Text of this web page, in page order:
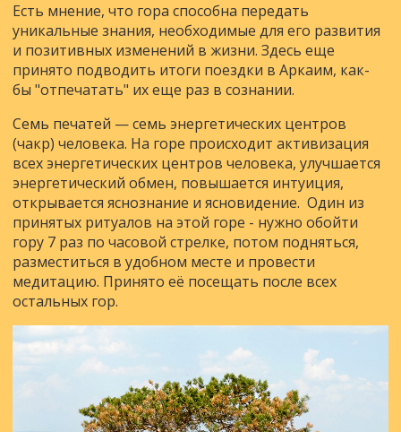
Есть мнение, что гора способна передать
уникальные знания, необходимые для его развития
и позитивных изменений в жизни. Здесь еще
принято подводить итоги поездки в Аркаим, как-
бы "отпечатать" их еще раз в сознании.
Семь печатей — семь энергетических центров
(чакр) человека. На горе происходит активизация
всех энергетических центров человека, улучшается
энергетический обмен, повышается интуиция,
открывается яснознание и ясновидение. Один из
принятых ритуалов на этой горе - нужно обойти
гору 7 раз по часовой стрелке, потом подняться,
разместиться в удобном месте и провести
медитацию. Принято её посещать после всех
остальных гор.